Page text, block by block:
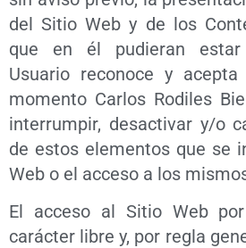
del Sitio Web y de los
que en él pudieran estar
Usuario reconoce y
momento Carlos Rodiles
interrumpir, desactivar y/o
de estos elementos que se
Web o el acceso a los
El acceso al Sitio Web
carácter libre y, por regla